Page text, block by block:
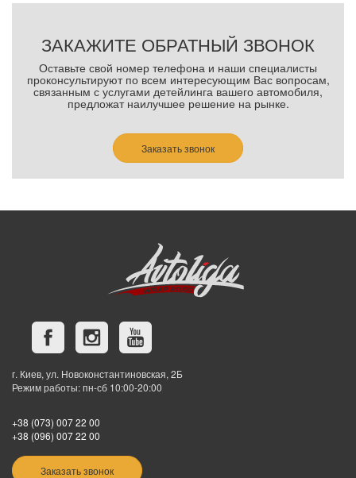
ЗАКАЖИТЕ ОБРАТНЫЙ ЗВОНОК
Оставьте свой номер телефона и наши специалисты
проконсультируют по всем интересующим Вас вопросам,
связанным с услугами детейлинга вашего автомобиля,
предложат наилучшее решение на рынке.
Заказать звонок
г. Киев, ул. Новоконстантиновская, 2Б
Режим работы: пн-сб 10:00-20:00
+38 (073) 007 22 00
+38 (096) 007 22 00
Заказать звонок